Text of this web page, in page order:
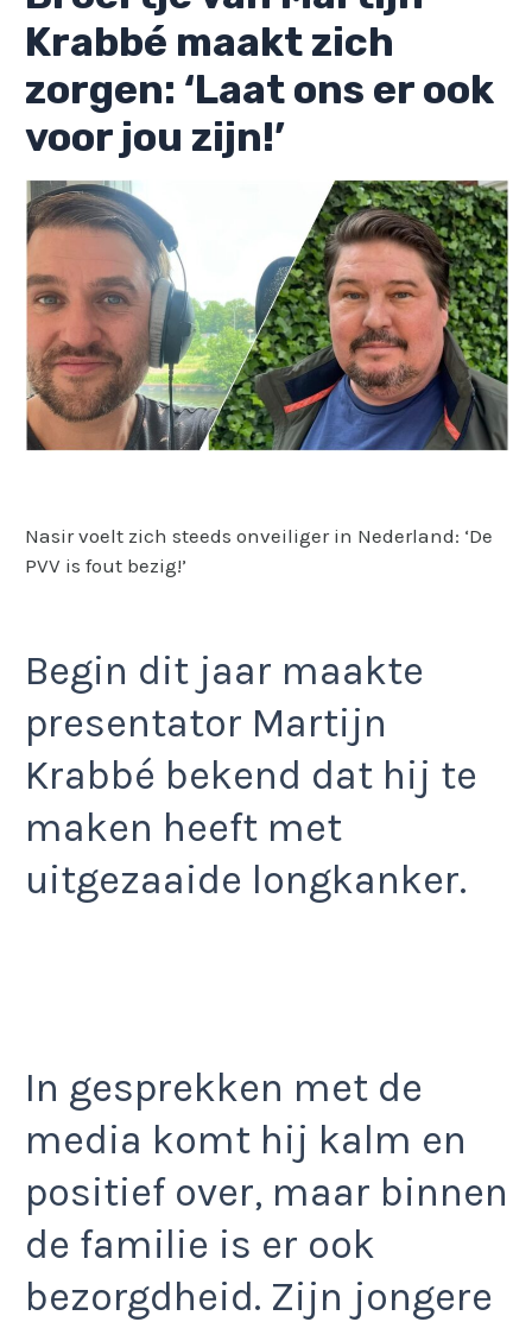
Krabbé maakt zich
zorgen: ‘Laat ons er ook
voor jou zijn!’
Nasir voelt zich steeds onveiliger in Nederland: ‘De
PVV is fout bezig!’
Begin dit jaar maakte
presentator Martijn
Krabbé bekend dat hij te
maken heeft met
uitgezaaide longkanker.
In gesprekken met de
media komt hij kalm en
positief over, maar binnen
de familie is er ook
bezorgdheid. Zijn jongere